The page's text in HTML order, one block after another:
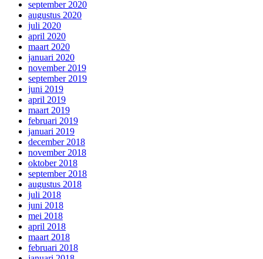
september 2020
augustus 2020
juli 2020
april 2020
maart 2020
januari 2020
november 2019
september 2019
juni 2019
april 2019
maart 2019
februari 2019
januari 2019
december 2018
november 2018
oktober 2018
september 2018
augustus 2018
juli 2018
juni 2018
mei 2018
april 2018
maart 2018
februari 2018